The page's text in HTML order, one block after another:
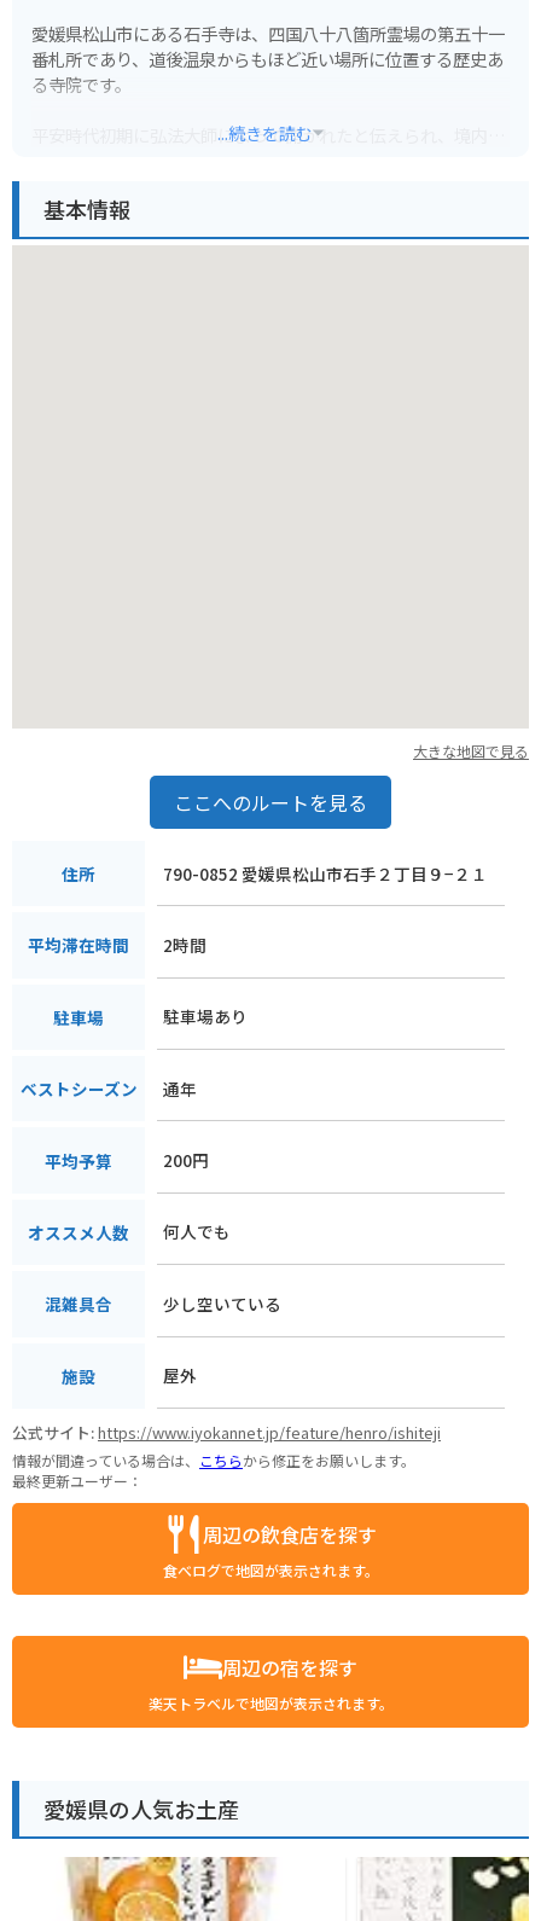
愛媛県松山市にある石手寺は、四国八十八箇所霊場の第五十一
番札所であり、道後温泉からもほど近い場所に位置する歴史あ
る寺院です。
平安時代初期に弘法大師によって開かれたと伝えられ、境内に
は、弘法大師が封じ込めたとされる魔物が住むという伝説が残
っており、神秘的な雰囲気を漂わせています。
...続きを読む
基本情報
大きな地図で見る
ここへのルートを見る
住所 790-0852 愛媛県松山市石手２丁目９−２１
平均滞在時間 2時間
駐車場 駐車場あり
ベストシーズン 通年
平均予算 200円
オススメ人数 何人でも
混雑具合 少し空いている
施設 屋外
公式サイト:https://www.iyokannet.jp/feature/henro/ishiteji
情報が間違っている場合は、 こちらから修正をお願いします。
最終更新ユーザー：
周辺の飲食店を探す
食べログで地図が表示されます。
周辺の宿を探す
楽天トラベルで地図が表示されます。
愛媛県の人気お土産